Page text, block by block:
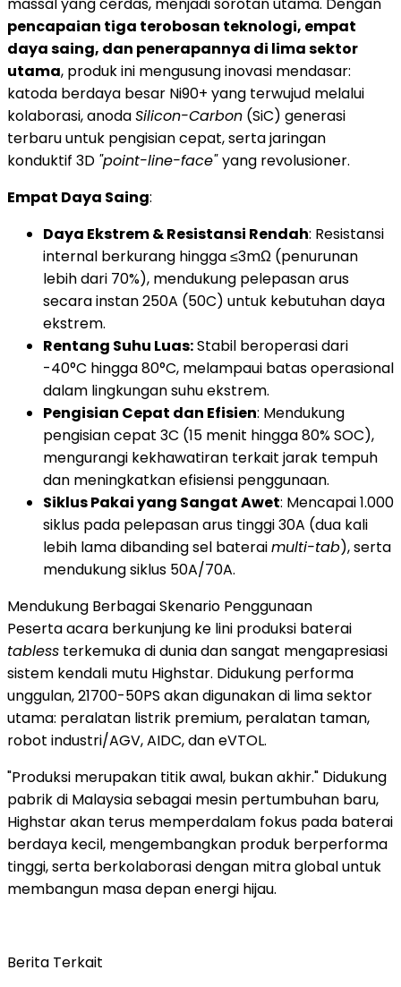
pencapaian tiga terobosan teknologi, empat
daya saing, dan penerapannya di lima sektor
utama, produk ini mengusung inovasi mendasar:
katoda berdaya besar Ni90+ yang terwujud melalui
kolaborasi, anodaSilicon-Carbon (SiC) generasi
terbaru untuk pengisian cepat, serta jaringan
konduktif 3D "point-line-face"yang revolusioner.
Empat Daya Saing:
Daya Ekstrem & Resistansi Rendah: Resistansi
internal berkurang hingga ≤3mΩ (penurunan
lebih dari 70%), mendukung pelepasan arus
secara instan 250A (50C) untuk kebutuhan daya
ekstrem.
Rentang Suhu Luas:Stabil beroperasi dari
-40°C hingga 80°C, melampaui batas operasional
dalam lingkungan suhu ekstrem.
Pengisian Cepat dan Efisien: Mendukung
pengisian cepat 3C (15 menit hingga 80% SOC),
mengurangi kekhawatiran terkait jarak tempuh
dan meningkatkan efisiensi penggunaan.
Siklus Pakai yang Sangat Awet: Mencapai 1.000
siklus pada pelepasan arus tinggi 30A (dua kali
lebih lama dibanding sel bateraimulti-tab), serta
mendukung siklus 50A/70A.
Mendukung Berbagai Skenario Penggunaan
Peserta acara berkunjung ke lini produksi baterai
tabless terkemuka di dunia dan sangat mengapresiasi
sistem kendali mutu Highstar. Didukung performa
unggulan, 21700-50PS akan digunakan di lima sektor
utama: peralatan listrik premium, peralatan taman,
robot industri/AGV, AIDC, dan eVTOL.
"Produksi merupakan titik awal, bukan akhir." Didukung
pabrik di Malaysia sebagai mesin pertumbuhan baru,
Highstar akan terus memperdalam fokus pada baterai
berdaya kecil, mengembangkan produk berperforma
tinggi, serta berkolaborasi dengan mitra global untuk
membangun masa depan energi hijau.
Berita Terkait